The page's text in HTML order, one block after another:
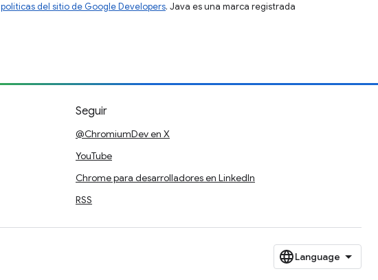
políticas del sitio de Google Developers. Java es una marca registrada
Seguir
@ChromiumDev en X
YouTube
Chrome para desarrolladores en LinkedIn
RSS